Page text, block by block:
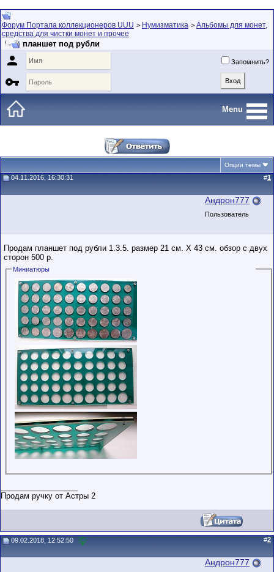
Форум Портала коллекционеров UUU > Нумизматика > Альбомы для монет,
средства для чистки монет и прочее
планшет под рубли
 Запомнить?

Menu
Опции темы
04.11.2016, 16:30:31 #1
Андрон777
Пользователь
Продам планшет под рубли 1.3.5. размер 21 см. Х 43 см. обзор с двух
сторон 500 р.
Миниатюры
Продам ручку от Астры 2
09.02.2018, 12:52:50 #2
Андрон777